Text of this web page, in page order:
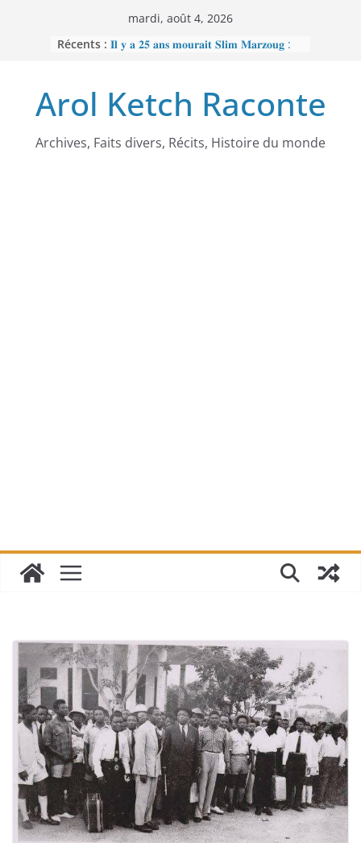
mardi, août 4, 2026
Récents : 𝐈𝐥 𝐲 𝐚 𝟐𝟓 𝐚𝐧𝐬 𝐦𝐨𝐮𝐫𝐚𝐢𝐭 𝐒𝐥𝐢𝐦 𝐌𝐚𝐫𝐳𝐨𝐮𝐠 :
𝐉𝐨𝐬𝐞𝐩𝐡 𝐍𝐝𝐢-𝐒𝐚𝐦𝐛𝐚, 𝐥𝐞 𝐛𝐚̂𝐭𝐢𝐬𝐬𝐞𝐮𝐫 𝐝’𝐞́𝐜𝐨𝐥𝐞𝐬
𝐒𝐨𝐮𝐭𝐢𝐞𝐧 𝐭𝐨𝐭𝐚𝐥 𝐚̀ 𝐑𝐞𝐛𝐞𝐜𝐜𝐚 𝐄𝐧𝐨𝐧𝐜𝐡𝐨𝐧𝐠
𝐑𝐚𝐦𝐬𝐞̀𝐬 𝐈𝐞𝐫 – 𝐋𝐞 𝐩𝐫𝐞𝐦𝐢𝐞𝐫 𝐨𝐫𝐝𝐢𝐧𝐚𝐭𝐞𝐮𝐫
Arol Ketch Raconte
Archives, Faits divers, Récits, Histoire du monde